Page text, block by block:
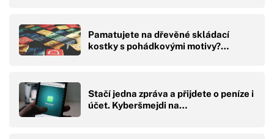
Pamatujete na dřevěné skládací
kostky s pohádkovými motivy?…
Stačí jedna zpráva a přijdete o peníze i
účet. Kyberšmejdi na…